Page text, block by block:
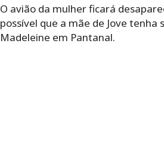
O avião da mulher ficará
possível que a mãe de Jove
Madeleine em Pantanal.